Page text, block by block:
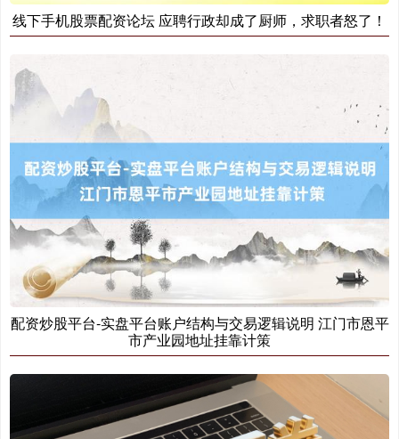
4693.11 +41.80
北证50 1120.59 -2.28 -0.20%
创业板指 3584.69 +69.13 +1.97%
线下手机股票配资论坛 应聘行政却成了厨师，求职者怒了！
配资炒股平台-实盘平台账户结构与交易逻辑说明 江门市恩平
市产业园地址挂靠计策